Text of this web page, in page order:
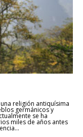
religión antiquísima
germánicos y
se ha
miles de años antes